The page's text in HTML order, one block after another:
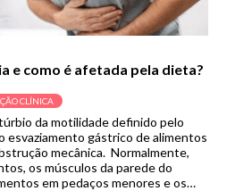
e como é afetada pela dieta?
CLÍNICA
da motilidade definido pelo
esvaziamento gástrico de alimentos
mecânica. Normalmente,
os músculos da parede do
em pedaços menores e os